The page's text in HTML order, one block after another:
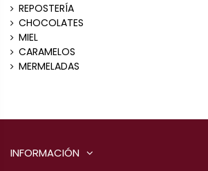
REPOSTERÍA
CHOCOLATES
MIEL
CARAMELOS
MERMELADAS
INFORMACIÓN